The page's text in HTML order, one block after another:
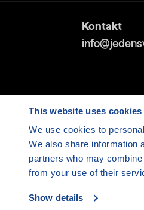
This website uses cookies
We use cookies to
We also share information
partners who may
from your use of their
Show details
Kontakt
Cookies| © 1999-2026 Člověk